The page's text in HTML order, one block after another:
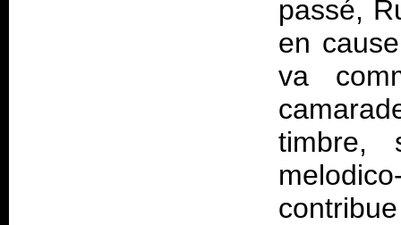
passé,
en
va
timbre,